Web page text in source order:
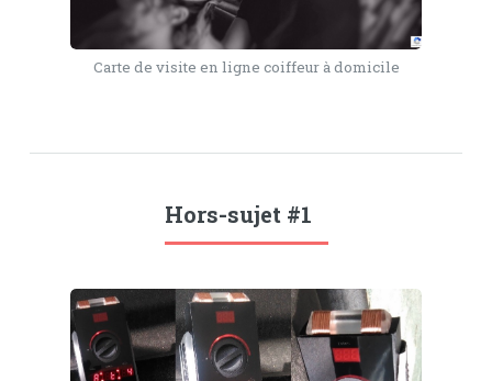
Carte de visite en ligne coiffeur à domicile
Hors-sujet #1